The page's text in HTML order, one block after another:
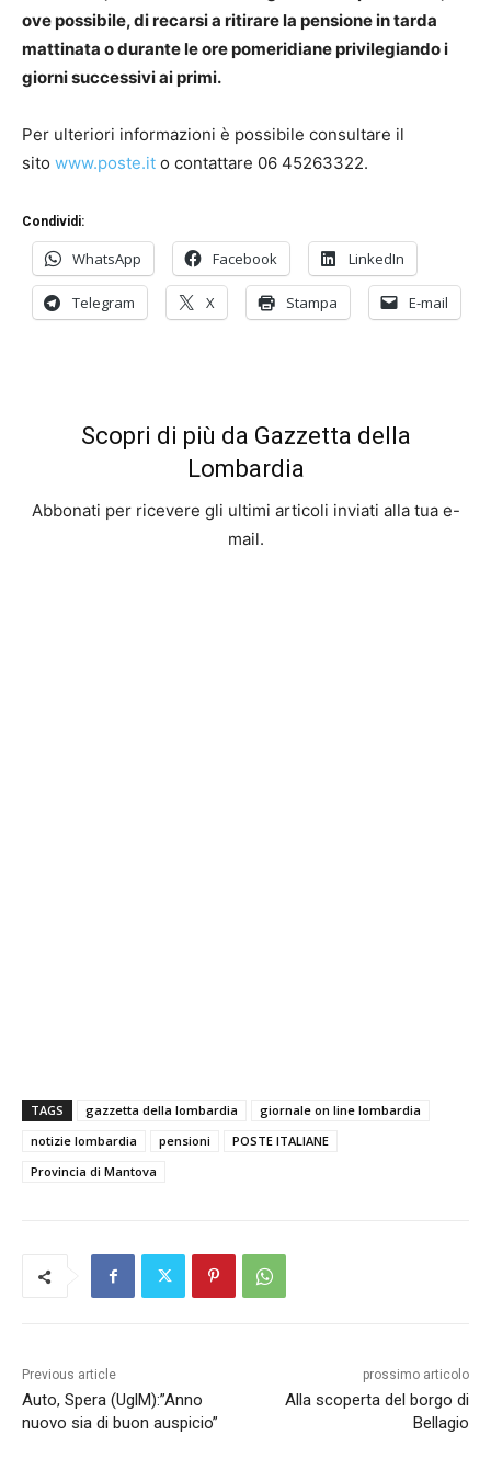
ove possibile, di recarsi a ritirare la pensione in tarda
mattinata o durante le ore pomeridiane privilegiando i
giorni successivi ai primi.
Per ulteriori informazioni è possibile consultare il
sito www.poste.it o contattare 06 45263322.
Condividi:
WhatsApp Facebook LinkedIn
Telegram X Stampa E-mail
Scopri di più da Gazzetta della
Lombardia
Abbonati per ricevere gli ultimi articoli inviati alla tua e-
mail.
TAGS gazzetta della lombardia
giornale on line lombardia
notizie lombardia
pensioni
POSTE ITALIANE
Provincia di Mantova
Previous article
Auto, Spera (UglM):”Anno
nuovo sia di buon auspicio”
prossimo articolo
Alla scoperta del borgo di
Bellagio